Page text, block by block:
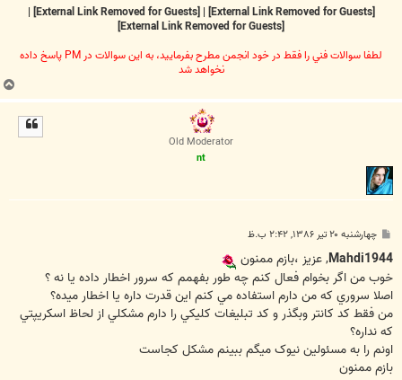
[External Link Removed for Guests]
|
[External Link Removed for Guests]
|
[External Link Removed for Guests]
لطفا سوالات فني را فقط در خود انجمن مطرح بفرماييد، به اين سوالات در PM پاسخ داده
نخواهد شد
Old Moderator
nt
س
ت
چهارشنبه ۲۰ تیر ۱۳۸۶, ۲:۴۲ ب.ظ
Mahdi1944, عزيز ،‌بازم ممنون
خوب من اگر بخوام فعال کنم چه طور بفهمم که سرور اخطار داده يا نه ؟
اصلا سروري که من دارم استفاده مي کنم اين قدرت داره يا اخطار ميده؟
من فقط کد کانتر وبگذر و کد تبليغات کليکي را دارم مشکلي از لحاظ اسکريپتي
که نداره؟
اونم را به مسئولين نيوک ميگم ببينم مشکل کجاست
بازم ممنون